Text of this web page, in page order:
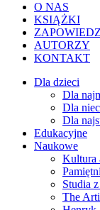
O NAS
KSIĄŻKI
AUTORZY
KONTAKT
Dla dzieci
Dla
Dla
Dla
Edukacyjne
Naukowe
Kultura
Studia
The